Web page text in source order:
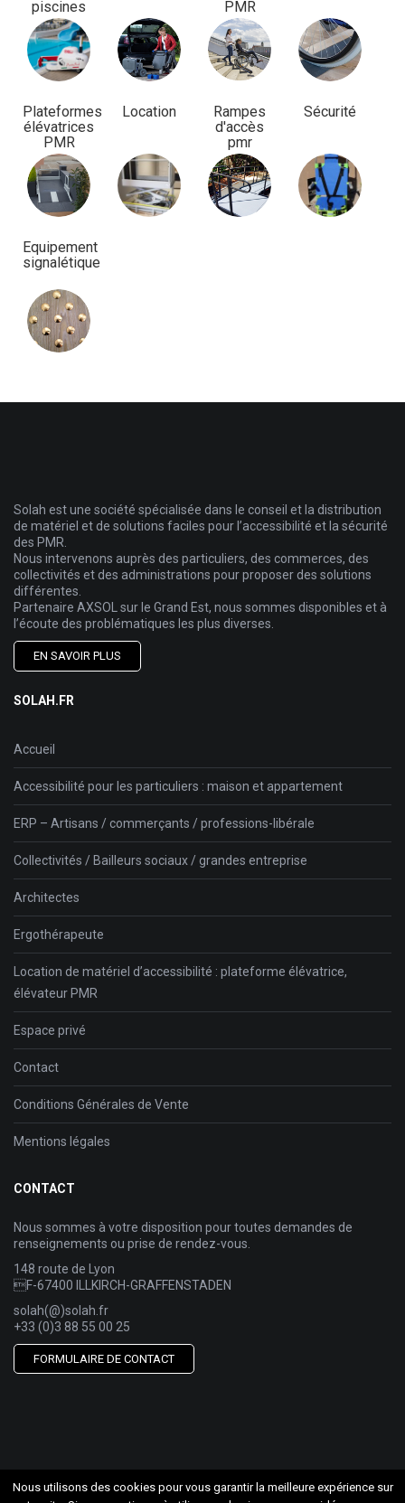
piscines
PMR
Plateformes
élévatrices
PMR
Location
Rampes
d'accès
pmr
Sécurité
Equipement
signalétique
Solah est une société spécialisée dans le conseil et la distribution
de matériel et de solutions faciles pour l’accessibilité et la sécurité
des PMR.
Nous intervenons auprès des particuliers, des commerces, des
collectivités et des administrations pour proposer des solutions
différentes.
Partenaire AXSOL sur le Grand Est, nous sommes disponibles et à
l’écoute des problématiques les plus diverses.
EN SAVOIR PLUS
SOLAH.FR
Accueil
Accessibilité pour les particuliers : maison et appartement
ERP – Artisans / commerçants / professions-libérale
Collectivités / Bailleurs sociaux / grandes entreprise
Architectes
Ergothérapeute
Location de matériel d’accessibilité : plateforme élévatrice,
élévateur PMR
Espace privé
Contact
Conditions Générales de Vente
Mentions légales
CONTACT
Nous sommes à votre disposition pour toutes demandes de
renseignements ou prise de rendez-vous.
148 route de Lyon
F-67400 ILLKIRCH-GRAFFENSTADEN
solah(@)solah.fr
+33 (0)3 88 55 00 25
FORMULAIRE DE CONTACT
Nous utilisons des cookies pour vous garantir la meilleure expérience sur